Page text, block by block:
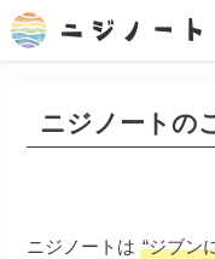
ニジノートの
ニジノートは“ジブン